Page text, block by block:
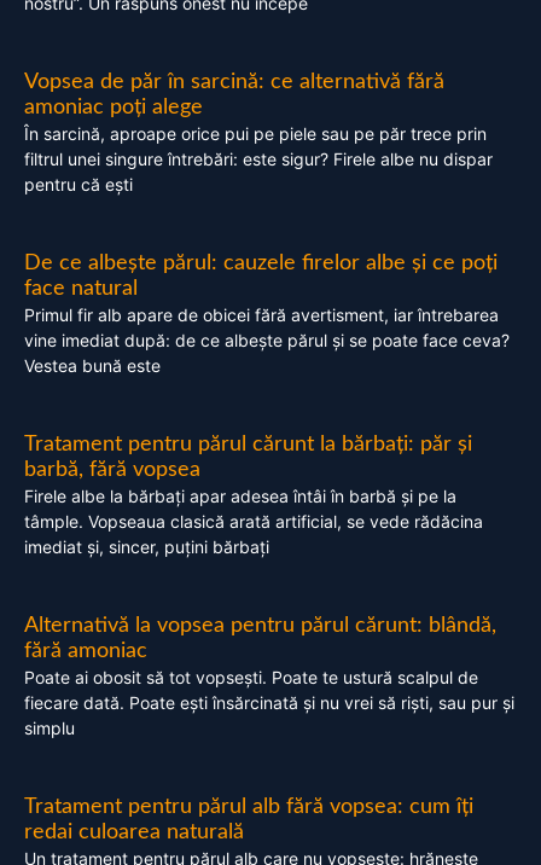
Vopsea de păr în sarcină: ce alternativă fără
amoniac poți alege
În sarcină, aproape orice pui pe piele sau pe păr trece prin
filtrul unei singure întrebări: este sigur? Firele albe nu dispar
pentru că ești
De ce albește părul: cauzele firelor albe și ce poți
face natural
Primul fir alb apare de obicei fără avertisment, iar întrebarea
vine imediat după: de ce albește părul și se poate face ceva?
Vestea bună este
Tratament pentru părul cărunt la bărbați: păr și
barbă, fără vopsea
Firele albe la bărbați apar adesea întâi în barbă și pe la
tâmple. Vopseaua clasică arată artificial, se vede rădăcina
imediat și, sincer, puțini bărbați
Alternativă la vopsea pentru părul cărunt: blândă,
fără amoniac
Poate ai obosit să tot vopsești. Poate te ustură scalpul de
fiecare dată. Poate ești însărcinată și nu vrei să riști, sau pur și
simplu
Tratament pentru părul alb fără vopsea: cum îți
redai culoarea naturală
Un tratament pentru părul alb care nu vopsește: hrănește